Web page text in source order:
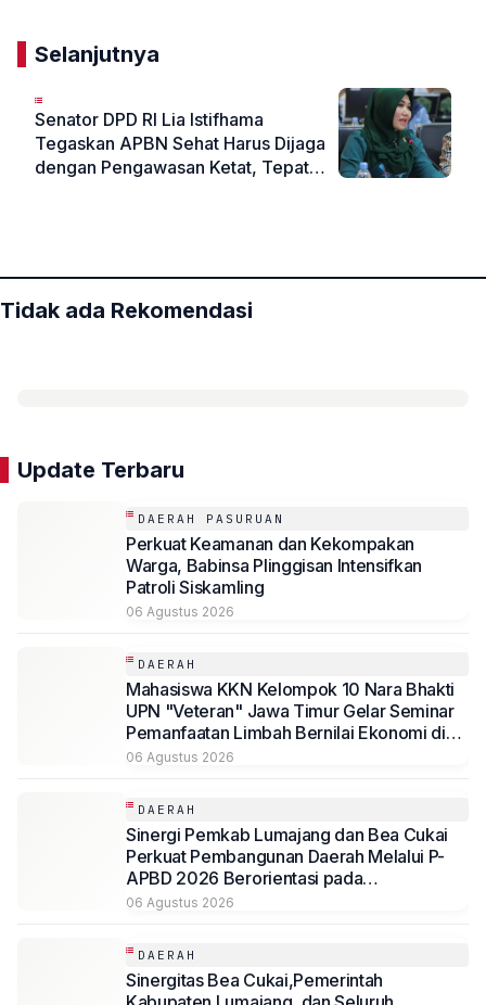
Selanjutnya
Senator DPD RI Lia Istifhama
Tegaskan APBN Sehat Harus Dijaga
dengan Pengawasan Ketat, Tepat
Tidak ada Rekomendasi
Update Terbaru
DAERAH PASURUAN
Perkuat Keamanan dan Kekompakan
Warga, Babinsa Plinggisan Intensifkan
Patroli Siskamling
06 Agustus 2026
DAERAH
Mahasiswa KKN Kelompok 10 Nara Bhakti
UPN "Veteran" Jawa Timur Gelar Seminar
Pemanfaatan Limbah Bernilai Ekonomi di
Desa Mojoduwur
06 Agustus 2026
DAERAH
Sinergi Pemkab Lumajang dan Bea Cukai
Perkuat Pembangunan Daerah Melalui P-
APBD 2026 Berorientasi pada
Kesejahteraan Masyarakat
06 Agustus 2026
DAERAH
Sinergitas Bea Cukai,Pemerintah